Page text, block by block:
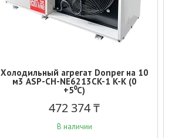
Холодильный агрегат Donper на 10
м3 ASP-СH-NE6213CK-1 K-K (0
+5⁰С)
472 374 ₸
В наличии